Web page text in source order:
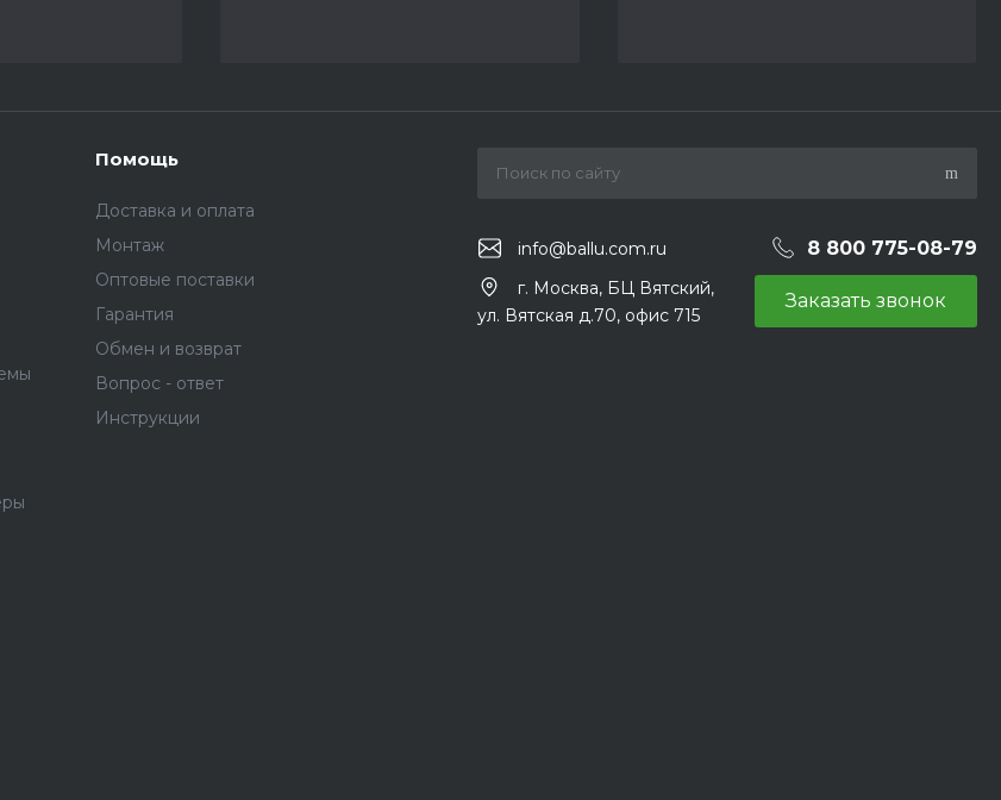
Помощь
Доставка и оплата
Монтаж
Оптовые поставки
Гарантия
Обмен и возврат
Вопрос - ответ
Инструкции
info@ballu.com.ru 8 800 775-08-79
г. Москва, БЦ Вятский,
ул. Вятская д.70, офис 715
Заказать звонок